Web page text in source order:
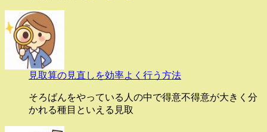
見取算の見直しを効率よく行う方法
そろばんをやっている人の中で得意不得意が大きく分
かれる種目といえる見取